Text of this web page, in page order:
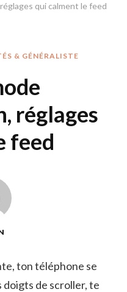
qui calment le feed
& GÉNÉRALISTE
réglages
feed
ton téléphone se
doigts de scroller, te